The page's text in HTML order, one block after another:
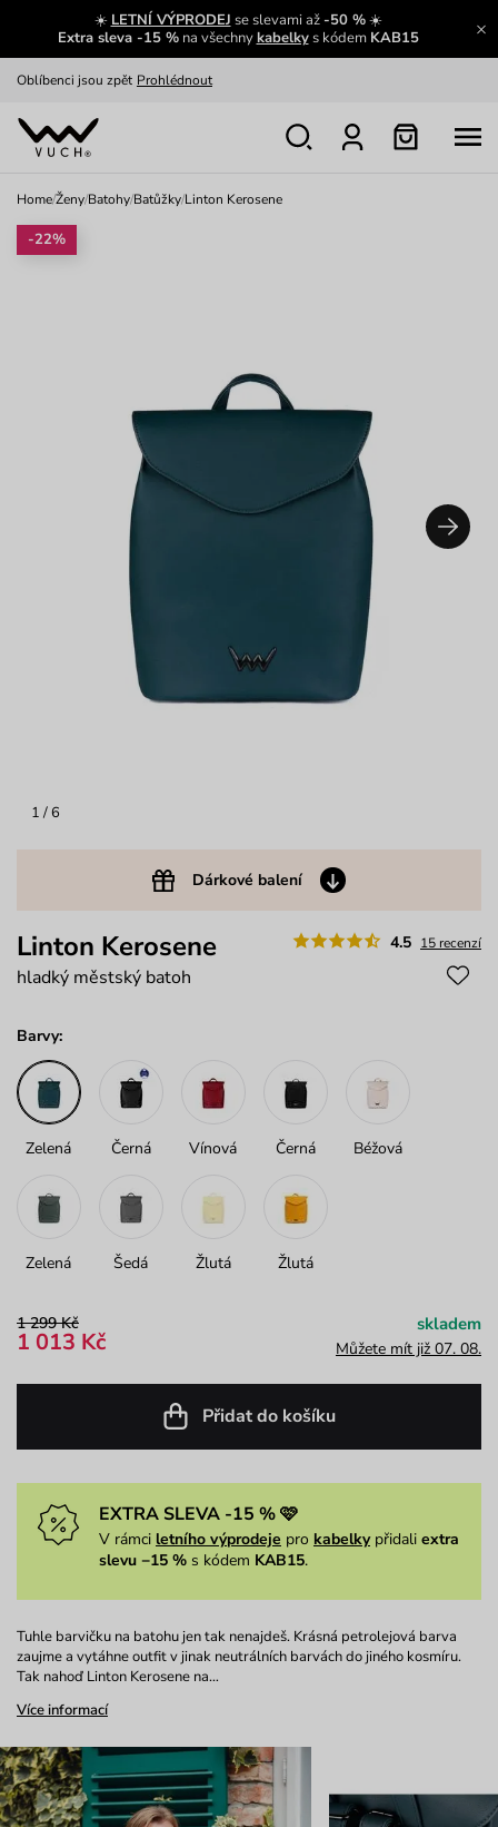
☀️ LETNÍ VÝPRODEJ se slevami až -50 %☀️
Extra sleva -15 %na všechnykabelkys kódem KAB15
Výměna a vrácení zdarma Zobrazit
Oblíbenci jsou zpět Prohlédnout
Nech se inspirovat
Home/Ženy/Batohy/Batůžky/Linton Kerosene
1 / 6
Dárkové balení
-22%
4.5 15 recenzí
Linton Kerosene
hladký městský batoh
Barvy:
Zelená Černá Vínová Černá Béžová
Zelená Šedá Žlutá Žlutá
1 299 Kč
1 013 Kč
skladem
Můžete mít již 07. 08.
Přidat do košíku
EXTRA SLEVA -15 % 🩷
V rámci letního výprodeje pro kabelkypřidali extra
slevu −15 % s kódem KAB15.
Tuhle barvičku na batohu jen tak nenajdeš. Krásná petrolejová barva
zaujme a vytáhne outfit v jinak neutrálních barvách do jiného kosmíru.
Tak nahoď Linton Kerosene na…
Více informací